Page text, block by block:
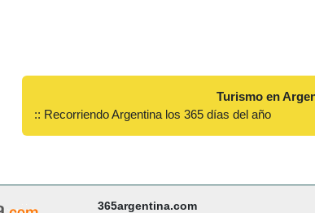
Turismo en
:: Recorriendo Argentina los 365 días del año
365argentina.com